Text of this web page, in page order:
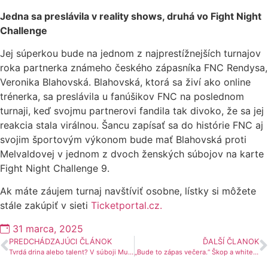
Jedna sa preslávila v reality shows, druhá vo Fight Night
Challenge
Jej súperkou bude na jednom z najprestížnejších turnajov
roka partnerka známeho českého zápasníka FNC Rendysa,
Veronika Blahovská. Blahovská, ktorá sa živí ako online
trénerka, sa preslávila u fanúšikov FNC na poslednom
turnaji, keď svojmu partnerovi fandila tak divoko, že sa jej
reakcia stala virálnou. Šancu zapísať sa do histórie FNC aj
svojim športovým výkonom bude mať Blahovská proti
Melvaldovej v jednom z dvoch ženských súbojov na karte
Fight Night Challenge 9.
Ak máte záujem turnaj navštíviť osobne, lístky si môžete
stále zakúpiť v sieti Ticketportal.cz.
31 marca, 2025
PREDCHÁDZAJÚCI ČLÁNOK
Tvrdá drina alebo talent? V súboji Murcina s Adenubim pôjde o stret dvoch odlišných svetov
ĎALŠÍ ČLANOK
„Bude to zápas večera.“ Škop a white gypsy Daniel lákajú fanúšikov na vojnu, akú na Fight Night Challenge ešte nevideli